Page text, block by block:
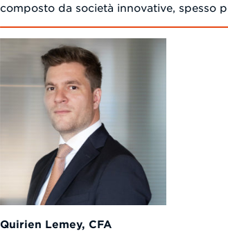
composto da società innovative, spesso
Quirien Lemey, CFA